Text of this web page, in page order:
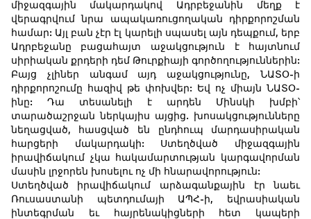
միջազգային մակարդակով Ադրբեջանին մեղք է
վերագրվում նրա ապակառուցողական դիրքորոշման
համար: Այլ բան չէր էլ կարելի սպասել այն դեպքում, երբ
Ադրբեջանը բացահայտ աջակցություն է հայտնում
սիրիական քրդերի դեմ Թուրքիայի գործողություններին:
Բայց չլիներ անգամ այդ աջակցությունը, ՆԱՏՕ-ի
դիրքորոշումը հազիվ թե փոխվեր: Եվ ոչ միայն ՆԱՏՕ-
ինը: Դա տեսանելի է արդեն Մինսկի խմբի՝
տարածաշրջան ներկայիս այցից. խոսակցությունները
նեղացված, հասցված են ընդհուպ մարդասիրական
հարցերի մակարդակի: Ստեղծված միջազգային
իրավիճակում չկա հակամարտության կարգավորման
մասին լրջորեն խոսելու ոչ մի հնարավորություն:
Ստեղծված իրավիճակում արձագանքային էր նաեւ
Ռուսաստանի պետդումայի ԱՊՀ-ի, եվրասիական
ինտեգրման եւ հայրենակիցների հետ կապերի